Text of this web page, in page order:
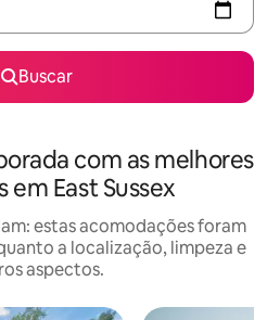
Buscar
com as melhores
em East Sussex
estas acomodações foram
a localização, limpeza e
aspectos.